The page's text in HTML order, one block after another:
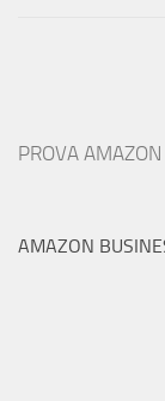
PROVA
AMAZON